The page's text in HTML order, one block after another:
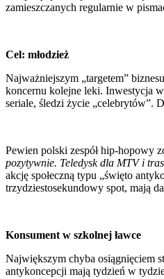
zamieszczanych regularnie w
Cel: młodzież
Najważniejszym „targetem”
koncernu kolejne leki. Inwestycja
seriale, śledzi życie „celebrytów”.
Pewien polski zespół hip-hopowy
pozytywnie. Teledysk dla MTV i
akcję społeczną typu „święto
trzydziestosekundowy spot, mają
Konsument w szkolnej ławce
Największym chyba osiągnięciem
antykoncepcji mają tydzień w